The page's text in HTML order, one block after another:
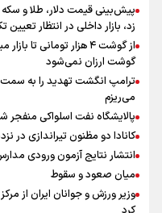
زد، بازار داخلی در انتظار تعیین
گوشت ارزان نمی‌شود
ترامپ انگشت تهدید را به
می‌ریزم
پالایشگاه نفت اسلواکی منفجر
کانادا دو مظنون تیراندازی در
انتشار نتایج آزمون ورودی
میان صعود و سقوط
وزیر ورزش و جوانان ایران از